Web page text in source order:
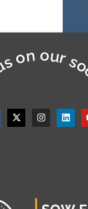
on our